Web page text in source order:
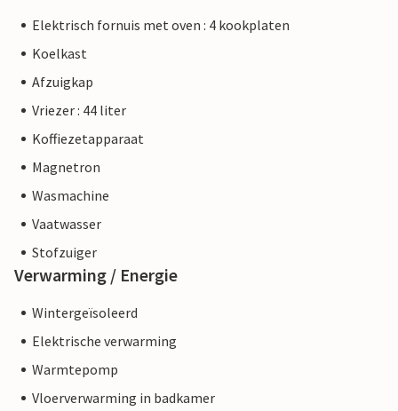
Elektrisch fornuis met oven : 4 kookplaten
Koelkast
Afzuigkap
Vriezer : 44 liter
Koffiezetapparaat
Magnetron
Wasmachine
Vaatwasser
Stofzuiger
Verwarming / Energie
Wintergeïsoleerd
Elektrische verwarming
Warmtepomp
Vloerverwarming in badkamer